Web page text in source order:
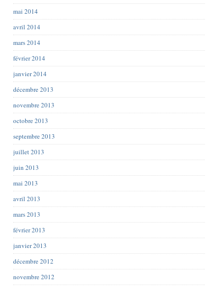
mai 2014
avril 2014
mars 2014
février 2014
janvier 2014
décembre 2013
novembre 2013
octobre 2013
septembre 2013
juillet 2013
juin 2013
mai 2013
avril 2013
mars 2013
février 2013
janvier 2013
décembre 2012
novembre 2012